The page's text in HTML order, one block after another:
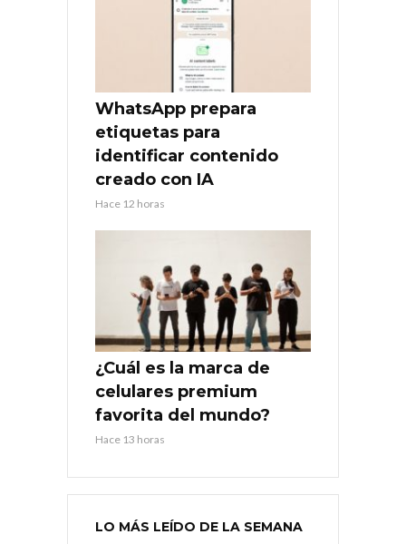
WhatsApp prepara
etiquetas para
identificar contenido
creado con IA
Hace 12 horas
¿Cuál es la marca de
celulares premium
favorita del mundo?
Hace 13 horas
LO MÁS LEÍDO DE LA SEMANA